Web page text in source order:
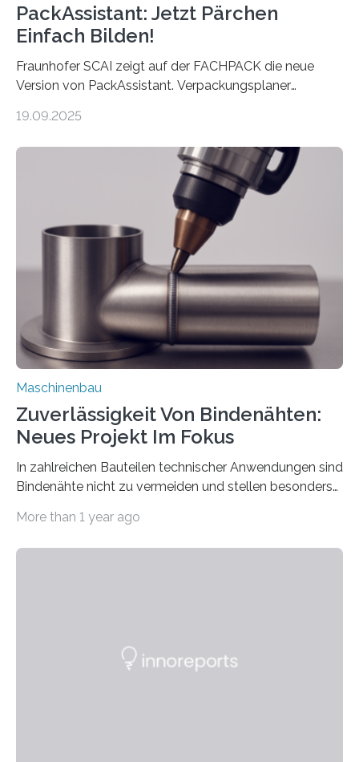
PackAssistant: Jetzt Pärchen
Einfach Bilden!
Fraunhofer SCAI zeigt auf der FACHPACK die neue
Version von PackAssistant. Verpackungsplaner
Automobil, Maschinenbau und in der Zulieferindustrie.
Teile als eine Einheit verpacken. Die Anordnung kann
der Benutzer vorgeben und erhält so mehr Kontrolle
über die Positionierung der Bauteile. Die ebenfalls neue
Automatisierungsschnittstelle dient dazu, die Software
besser in spezifische Unternehmensprozesse
einzubinden. Sankt Augustin – Zur Messe FACHPACK
vom 23. bis 25. September in Nürnberg…
19.09.2025
Maschinenbau
Zuverlässigkeit Von Bindenähten:
Neues Projekt Im Fokus
In zahlreichen Bauteilen technischer Anwendungen sind
Bindenähte nicht zu vermeiden und stellen besonders
Matrixmaterials eine große Herausforderung dar.
Durch den verstärkten Einsatz von Rezyklaten
More than 1 year ago